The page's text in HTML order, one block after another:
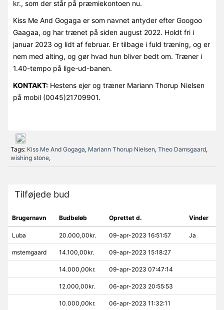
kr., som der står på præmiekontoen nu.
Kiss Me And Gogaga er som navnet antyder efter Googoo
Gaagaa, og har trænet på siden august 2022. Holdt fri i
januar 2023 og lidt af februar. Er tilbage i fuld træning, og er
nem med alting, og gør hvad hun bliver bedt om. Træner i
1.40-tempo på lige-ud-banen.
KONTAKT:Hestens ejer og træner Mariann Thorup Nielsen
på mobil (0045)21709901.
Tags: Kiss Me And Gogaga, Mariann Thorup Nielsen, Theo Damsgaard,
wishing stone,
Tilføjede bud
Brugernavn Budbeløb Oprettet d. Vinder
Luba 20.000,00kr. 09-apr-2023 16:51:57 Ja
mstemgaard 14.100,00kr. 09-apr-2023 15:18:27
14.000,00kr. 09-apr-2023 07:47:14
12.000,00kr. 06-apr-2023 20:55:53
10.000,00kr. 06-apr-2023 11:32:11